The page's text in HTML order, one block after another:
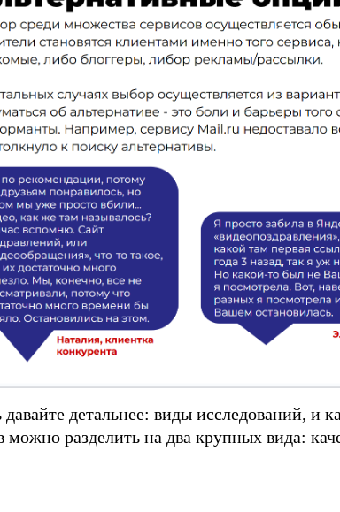
давайте детальнее: виды исследований, и
можно разделить на два крупных вида: